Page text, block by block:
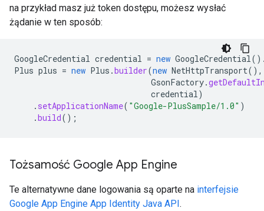
na przykład masz już token dostępu, możesz wysłać
żądanie w ten sposób:
GoogleCredential credential = new GoogleCredential
Plus plus = new Plus .builder(new NetHttpTransport(),
GsonFactory.
credential)
. setApplicationName( "Google-PlusSample/1.0" )
.build();
Tożsamość Google App Engine
Te alternatywne dane logowania są oparte na interfejsie
Google App Engine App Identity Java API.